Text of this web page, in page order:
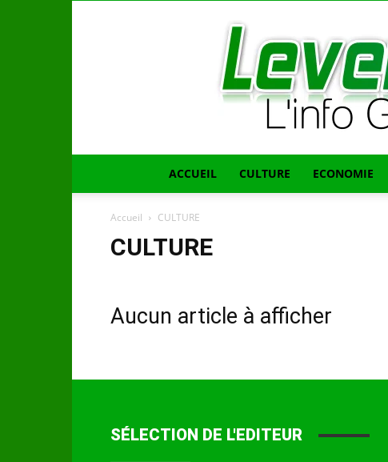
ACCUEIL CULTURE ECONOMIE
Accueil CULTURE
CULTURE
Aucun article à afficher
SÉLECTION DE L'EDITEUR